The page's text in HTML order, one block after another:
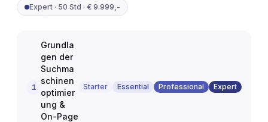
Expert · 50 Std · € 9.999,-
1
Grundla
gen der
Suchma
schinen
optimier
ung &
On-Page
Starter Essential Professional Expert